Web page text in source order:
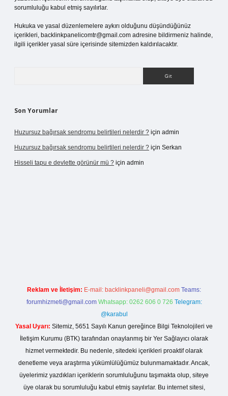
sorumluluğu kabul etmiş sayılırlar.
Hukuka ve yasal düzenlemelere aykırı olduğunu düşündüğünüz
içerikleri, backlinkpanelicomtr@gmail.com adresine bildirmeniz halinde,
ilgili içerikler yasal süre içerisinde sitemizden kaldırılacaktır.
Son Yorumlar
Huzursuz bağırsak sendromu belirtileri nelerdir ? için admin
Huzursuz bağırsak sendromu belirtileri nelerdir ? için Serkan
Hisseli tapu e devlette görünür mü ? için admin
Reklam ve İletişim: E-mail: backlinkpaneli@gmail.com Teams:
forumhizmeti@gmail.com Whatsapp: 0262 606 0 726 Telegram:
@karabul
Yasal Uyarı: Sitemiz, 5651 Sayılı Kanun gereğince Bilgi Teknolojileri ve
İletişim Kurumu (BTK) tarafından onaylanmış bir Yer Sağlayıcı olarak
hizmet vermektedir. Bu nedenle, sitedeki içerikleri proaktif olarak
denetleme veya araştırma yükümlülüğümüz bulunmamaktadır. Ancak,
üyelerimiz yazdıkları içeriklerin sorumluluğunu taşımakta olup, siteye
üye olarak bu sorumluluğu kabul etmiş sayılırlar. Bu internet sitesi,